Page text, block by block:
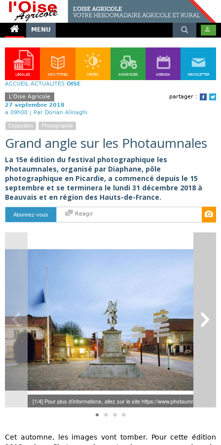
MENU
LÉGALES NOS TITRES MÉTÉO ANNONCES AGENDA NEWSLETTER
ACCUEIL ACTUALITÉS OISE
partager :
L'Oise Agricole
27 septembre 2018
a 09h00 | Par Dorian Alinaghi
Exposition Photographie
Grand angle sur les Photaumnales
La 15e édition du festival photographique les
Photaumnales, organisé par Diaphane, pôle
photographique en Picardie, a commencé depuis le 15
septembre et se terminera le lundi 31 décembre 2018 à
Beauvais et en région des Hauts-de-France.
Abonnez-vous Reagir
[1/4] Pour plus d’informations, allez sur le site https://www.photaumnales.fr/ (©
Cet automne, les images vont tomber. Pour cette édition